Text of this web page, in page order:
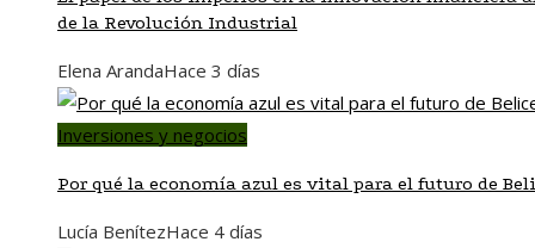
de la Revolución Industrial
Elena ArandaHace 3 días
Inversiones y negocios
Por qué la economía azul es vital para el futuro de
Lucía BenítezHace 4 días